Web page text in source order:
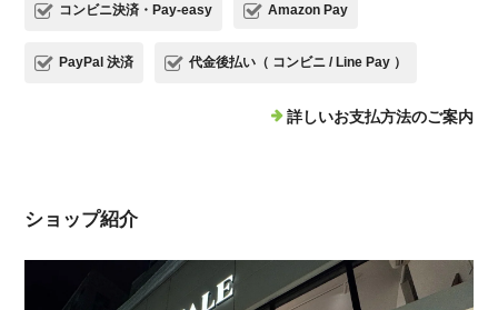
コンビニ決済・Pay-easy Amazon Pay
PayPal 決済 代金後払い（ コンビニ / Line Pay ）
詳しいお支払方法のご案内
ショップ紹介